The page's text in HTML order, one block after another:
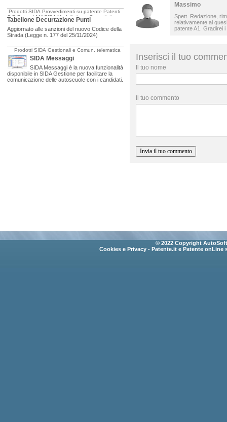
Prodotti SIDA Provvedimenti su patente Patenti
C-D Patenti AM SIDA Modulistica e Oggettistica
Tabellone Decurtazione Punti
Aggiornato alle sanzioni del nuovo Codice della
Strada (Legge n. 177 del 25/11/2024)
Prodotti SIDA Gestionali e Comun. telematica
SIDA Messaggi
SIDA Messaggi è la nuova funzionalità
disponibile in SIDA Gestione per facilitare la
comunicazione delle autoscuole con i candidati.
Massimo
Spett. Redazione,
relativamente al
patente A1. Gradirei
Inserisci il tuo
Il tuo nome
Il tuo commento
© 2022 Copyright
Cookies e Privacy - Patente.it e Patente onLine